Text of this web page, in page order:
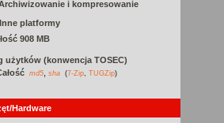
i kompresowanie
platformy
908 MB
użytków (konwencja TOSEC)
md5 sha (7-Zip TUGZip)
Hardware